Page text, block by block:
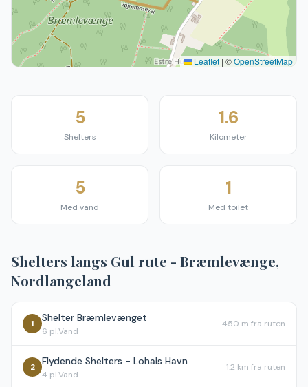
Leaflet | ©OpenStreetMap
5
Shelters
1.6
Kilometer
5
Med vand
1
Med toilet
Shelters langs Gul rute - Bræmlevænge,
Nordlangeland
1 Shelter Bræmlevænget
6 pl.Vand
450 m fra ruten
2 Flydende Shelters - Lohals Havn
4 pl.Vand
1.2 km fra ruten